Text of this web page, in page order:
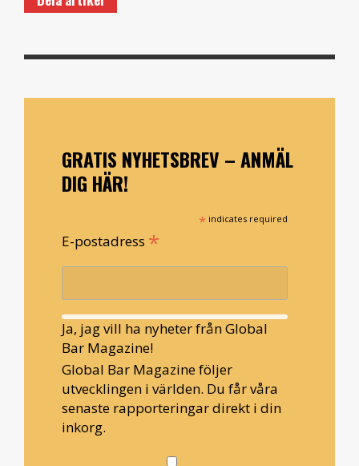
GRATIS NYHETSBREV – ANMÄL
DIG HÄR!
* indicates required
E-postadress *
Ja, jag vill ha nyheter från Global
Bar Magazine!
Global Bar Magazine följer
utvecklingen i världen. Du får våra
senaste rapporteringar direkt i din
inkorg.